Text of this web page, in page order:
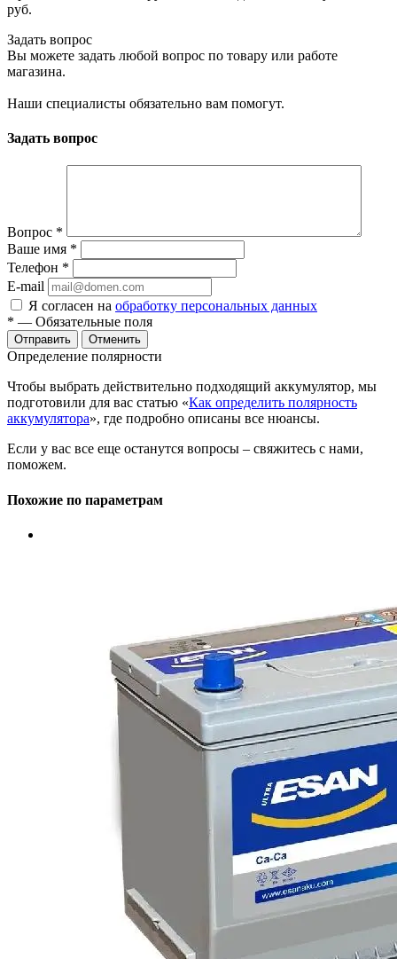
руб.
Задать вопрос
Вы можете задать любой вопрос по товару или работе
магазина.
Наши специалисты обязательно вам помогут.
Задать вопрос
Вопрос *
Ваше имя *
Телефон *
E-mail
Я согласен на обработку персональных данных
* — Обязательные поля
Отменить
Определение полярности
Чтобы выбрать действительно подходящий аккумулятор, мы
подготовили для вас статью «Как определить полярность
аккумулятора», где подробно описаны все нюансы.
Если у вас все еще останутся вопросы – свяжитесь с нами,
поможем.
Похожие по параметрам